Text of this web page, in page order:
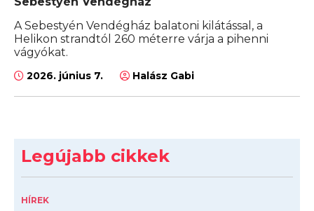
A Sebestyén Vendégház balatoni kilátással, a
Helikon strandtól 260 méterre várja a pihenni
vágyókat.
2026. június 7. Halász Gabi
Legújabb cikkek
HÍREK